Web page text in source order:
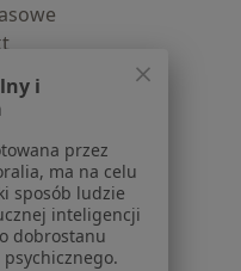
i
przez
ma na celu
sposób ludzie
inteligencji
dobrostanu